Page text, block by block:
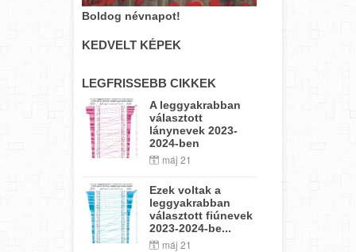
Boldog névnapot!
KEDVELT KÉPEK
LEGFRISSEBB CIKKEK
A leggyakrabban
választott
lánynevek 2023-
2024-ben
máj 21
Ezek voltak a
leggyakrabban
választott fiúnevek
2023-2024-be...
máj 21